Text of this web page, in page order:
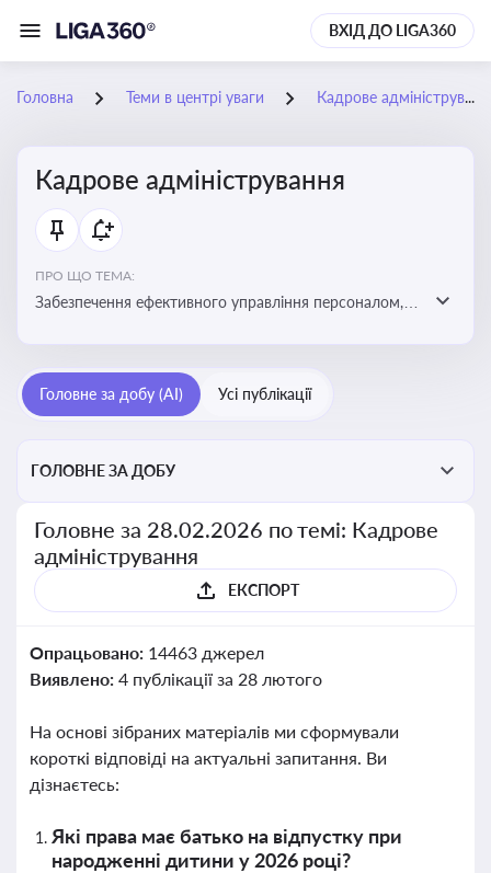
ВХІД ДО LIGA360
Головна Теми в центрі уваги Кадрове адміністрування
Кадрове адміністрування
ПРО ЩО ТЕМА:
Забезпечення ефективного управління персоналом,
Головне за добу (AI) Усі публікації
ГОЛОВНЕ ЗА ДОБУ
Головне за 28.02.2026 по темі: Кадрове
адміністрування
ЕКСПОРТ
Опрацьовано: 14463 джерел
Виявлено: 4 публікації за 28 лютого
На основі зібраних матеріалів ми сформували
короткі відповіді на актуальні запитання. Ви
дізнаєтесь:
Які права має батько на відпустку при
народженні дитини у 2026 році?